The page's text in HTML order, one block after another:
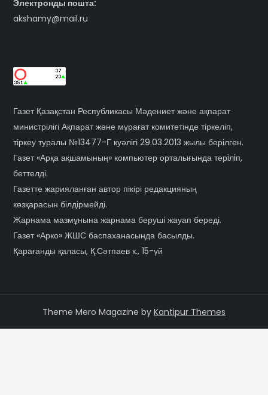
Электронды пошта:
akshamy@mail.ru
Газет Қазақстан Республикасы Мәдениет және ақпарат
министрілігі Ақпарат және мұрағат комитетінде тіркеліп,
тіркеу туралы №13477-Г куәлігі 29.03.2013 жылы берілген.
Газет «Арқа ақшамының» компьютер орталығында терiлiп,
беттелді.
Газетте жарияланған автор пікірі редакцияның
көзқарасын білдірмейді.
Жарнама мазмұнына жарнама беруші жауап береді.
Газет «Арко» ЖШС баспаханасында басылды.
Қарағанды қаласы, Қ.Сәтпаев к., 15-үй
Theme Mero Magazine by Kantipur Themes